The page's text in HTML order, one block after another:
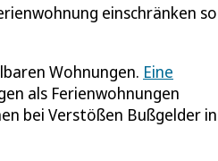
einschränken
Wohnungen. Eine
als Ferienwohnungen
bei Verstößen Bußgelder in